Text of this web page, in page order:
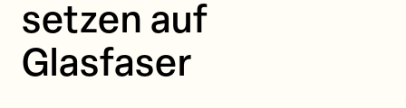
setzen auf
Glasfaser